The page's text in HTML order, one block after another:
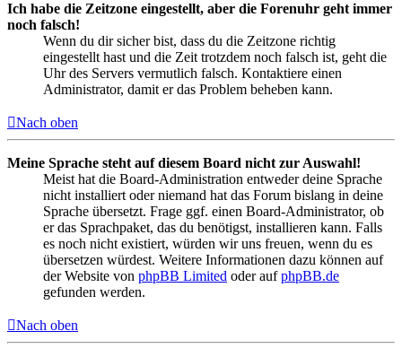
Ich habe die Zeitzone eingestellt, aber die Forenuhr geht immer
noch falsch!
Wenn du dir sicher bist, dass du die Zeitzone richtig
eingestellt hast und die Zeit trotzdem noch falsch ist, geht die
Uhr des Servers vermutlich falsch. Kontaktiere einen
Administrator, damit er das Problem beheben kann.
Nach oben
Meine Sprache steht auf diesem Board nicht zur Auswahl!
Meist hat die Board-Administration entweder deine Sprache
nicht installiert oder niemand hat das Forum bislang in deine
Sprache übersetzt. Frage ggf. einen Board-Administrator, ob
er das Sprachpaket, das du benötigst, installieren kann. Falls
es noch nicht existiert, würden wir uns freuen, wenn du es
übersetzen würdest. Weitere Informationen dazu können auf
der Website von phpBB Limited oder aufphpBB.de
gefunden werden.
Nach oben